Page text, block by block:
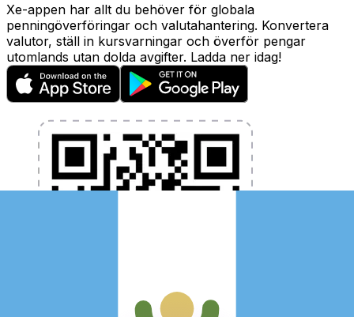
Xe-appen har allt du behöver för globala
penningöverföringar och valutahantering. Konvertera
valutor, ställ in kursvarningar och överför pengar
utomlands utan dolda avgifter. Ladda ner idag!